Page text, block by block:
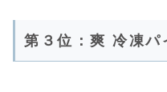
第３位：爽 冷凍パ